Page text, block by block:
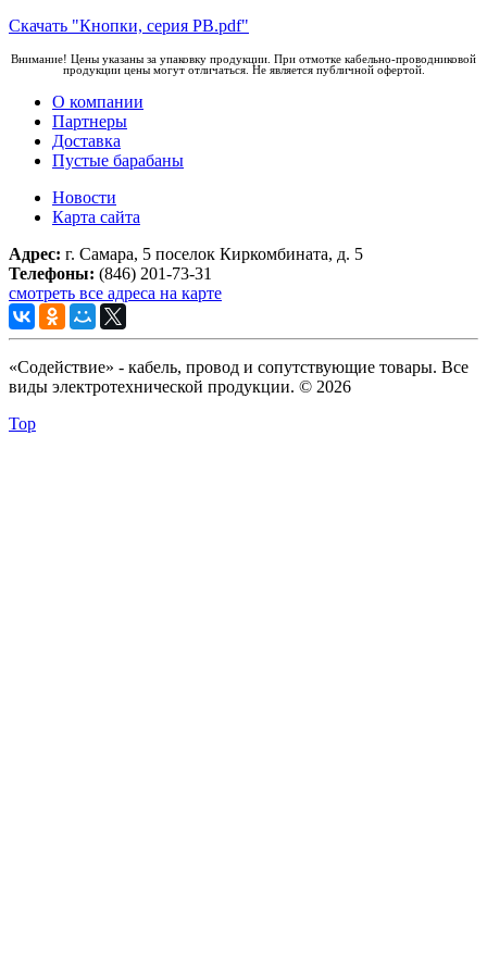
Скачать "Кнопки, серия РВ.pdf"
Внимание! Цены указаны за упаковку продукции. При отмотке кабельно-проводниковой
продукции цены могут отличаться. Не является публичной офертой.
О компании
Партнеры
Доставка
Пустые барабаны
Новости
Карта сайта
Адрес: г. Самара, 5 поселок Киркомбината, д. 5
Телефоны: (846) 201-73-31
смотреть все адреса на карте
«Содействие» - кабель, провод и сопутствующие товары. Все
виды электротехнической продукции. © 2026
Top